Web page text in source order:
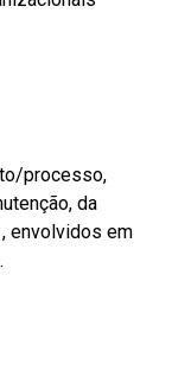
processo,
da
envolvidos em